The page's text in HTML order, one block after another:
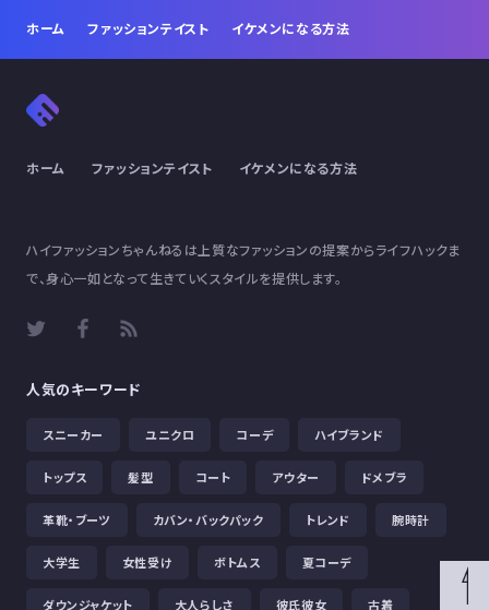
ホーム ファッションテイスト イケメンになる方法
ホーム ファッションテイスト イケメンになる方法
ハイファッションちゃんねるは上質なファッションの提案からライフハックま
で、身心一如となって生きていくスタイルを提供します。
人気のキーワード
スニーカー ユニクロ コーデ ハイブランド
トップス 髪型 コート アウター ドメブラ
革靴・ブーツ カバン・バックパック トレンド 腕時計
大学生 女性受け ボトムス 夏コーデ
ダウンジャケット 大人らしさ 彼氏彼女 古着